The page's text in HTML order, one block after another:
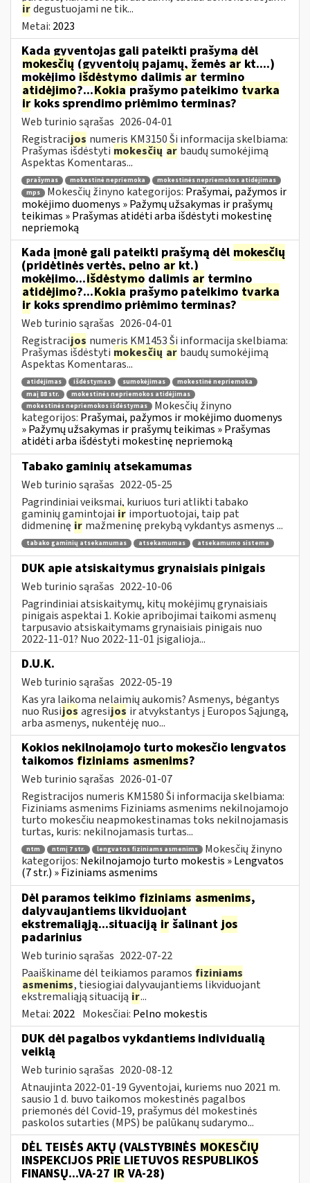
irdegustuojami ne tik...
Metai: 2023
Kada gyventojas gali pateikti prašymą dėl
mokesčių (gyventojų pajamų, žemės ar kt....)
mokėjimo išdėstymo dalimis ar termino
atidėjimo?...Kokiaprašymo pateikimo tvarka
irkoks sprendimo priėmimo terminas?
Web turinio sąrašas 2026-04-01
Registracijos numeris KM3150 Ši informacija skelbiama:
Prašymas išdėstyti mokesčių ar baudų sumokėjimą
Aspektas Komentaras...
prašymas mokestinė nepriemoka
mokestinės nepriemokos atidėjimas
mps
Mokesčių žinyno kategorijos: Prašymai, pažymos ir
mokėjimo duomenys » Pažymų užsakymas ir prašymų
teikimas » Prašymas atidėti arba išdėstyti mokestinę
nepriemoką
Kada įmonė gali pateikti prašymą dėl mokesčių
(pridėtinės vertės, pelno ar kt.)
mokėjimo...išdėstymo dalimis ar termino
atidėjimo?...Kokiaprašymo pateikimo tvarka
irkoks sprendimo priėmimo terminas?
Web turinio sąrašas 2026-04-01
Registracijos numeris KM1453 Ši informacija skelbiama:
Prašymas išdėstyti mokesčių ar baudų sumokėjimą
Aspektas Komentaras...
atidėjimas išdėstymas sumokėjimas
mokestinė nepriemoka
maį 88 str.
mokestinės nepriemokos atidėjimas
mokestinės nepriemokos išdėstymas
Mokesčių žinyno
kategorijos: Prašymai, pažymos ir mokėjimo duomenys
» Pažymų užsakymas ir prašymų teikimas » Prašymas
atidėti arba išdėstyti mokestinę nepriemoką
Tabako gaminių atsekamumas
Web turinio sąrašas 2022-05-25
Pagrindiniai veiksmai, kuriuos turi atlikti tabako
gaminių gamintojai ir importuotojai, taip pat
didmeninę ir mažmeninę prekybą vykdantys asmenys ...
tabako gaminių atsekamumas atsekamumas atsekamumo sistema
DUK apie atsiskaitymus grynaisiais pinigais
Web turinio sąrašas 2022-10-06
Pagrindiniai atsiskaitymų, kitų mokėjimų grynaisiais
pinigais aspektai 1. Kokie apribojimai taikomi asmenų
tarpusavio atsiskaitymams grynaisiais pinigais nuo
2022-11-01? Nuo 2022-11-01 įsigalioja...
D.U.K.
Web turinio sąrašas 2022-05-19
Kas yra laikoma nelaimių aukomis? Asmenys, bėgantys
nuo Rusijos agresijos ir atvykstantys į Europos Sąjungą,
arba asmenys, nukentėję nuo...
Kokios nekilnojamojo turto mokesčio lengvatos
taikomos fiziniams asmenims?
Web turinio sąrašas 2026-01-07
Registracijos numeris KM1580 Ši informacija skelbiama:
Fiziniams asmenims Fiziniams asmenims nekilnojamojo
turto mokesčiu neapmokestinamas toks nekilnojamasis
turtas, kuris: nekilnojamasis turtas...
ntm ntmį 7 str. lengvatos fiziniams asmenims
Mokesčių žinyno
kategorijos: Nekilnojamojo turto mokestis » Lengvatos
(7 str.) » Fiziniams asmenims
Dėl paramos teikimo fiziniams asmenims,
dalyvaujantiems likviduojant
ekstremaliąją...situaciją ir šalinant jos
padarinius
Web turinio sąrašas 2022-07-22
Paaiškiname dėl teikiamos paramos fiziniams
asmenims, tiesiogiai dalyvaujantiems likviduojant
ekstremaliąją situaciją ir...
Metai: 2022 Mokesčiai: Pelno mokestis
DUK dėl pagalbos vykdantiems individualią
veiklą
Web turinio sąrašas 2020-08-12
Atnaujinta 2022-01-19 Gyventojai, kuriems nuo 2021 m.
sausio 1 d. buvo taikomos mokestinės pagalbos
priemonės dėl Covid-19, prašymus dėl mokestinės
paskolos sutarties (MPS) be palūkanų sudarymo...
DĖL TEISĖS AKTŲ (VALSTYBINĖS MOKESČIŲ
INSPEKCIJOS PRIE LIETUVOS RESPUBLIKOS
FINANSŲ...VA-27 IR VA-28)